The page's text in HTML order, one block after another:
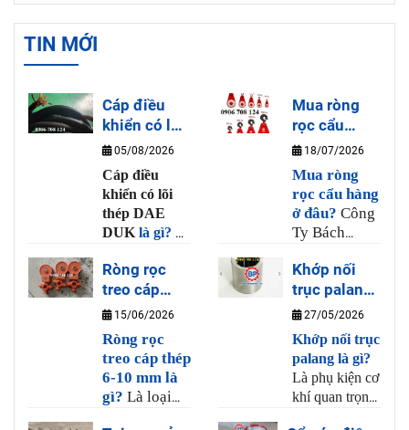
TIN MỚI
Cáp điều
khiển có lõi
thép DAE
DUK là gì?
05/08/2026
Cáp điều
khiển có lõi
thép DAE
DUK là gì? Là
điều khiển cho
tay bấm cầu
trục có nhiều
sợi thép chịu
lực có khả
năng uốn dẻo
và chịu lực,
được dùng
Mua ròng
rọc cẩu
hàng ở đâu?
18/07/2026
Mua ròng
rọc cẩu hàng
ở đâu? Công
Ty Bách
nơi bán ròng
rọc cẩu hàng
uy tín và chất
Bách Phương
có bán sẳn
ròng rọc từ
20kg đến 3
tấn, hàng
Ròng rọc
treo cáp
thép 6-10
mm là gì?
15/06/2026
Ròng rọc
treo cáp thép
6-10 mm là
gì? Là loại
Khớp nối
trục palang
là gì?
27/05/2026
Khớp nối trục
palang là gì?
Là phụ kiện cơ
khí quan trọng